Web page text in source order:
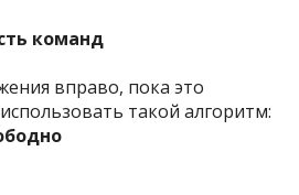
команд
вправо, пока это
такой алгоритм: